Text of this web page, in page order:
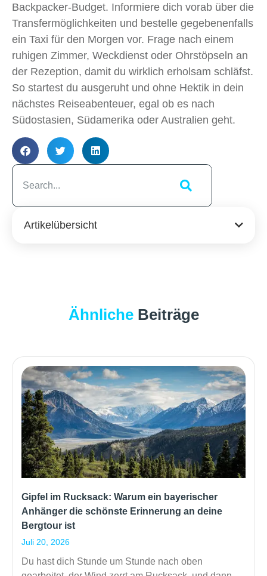
Backpacker-Budget. Informiere dich vorab über die
Transfermöglichkeiten und bestelle gegebenenfalls
ein Taxi für den Morgen vor. Frage nach einem
ruhigen Zimmer, Weckdienst oder Ohrstöpseln an
der Rezeption, damit du wirklich erholsam schläfst.
So startest du ausgeruht und ohne Hektik in dein
nächstes Reiseabenteuer, egal ob es nach
Südostasien, Südamerika oder Australien geht.
Artikelübersicht
ÄhnlicheBeiträge
Gipfel im Rucksack: Warum ein bayerischer
Anhänger die schönste Erinnerung an deine
Bergtour ist
Juli 20, 2026
Du hast dich Stunde um Stunde nach oben